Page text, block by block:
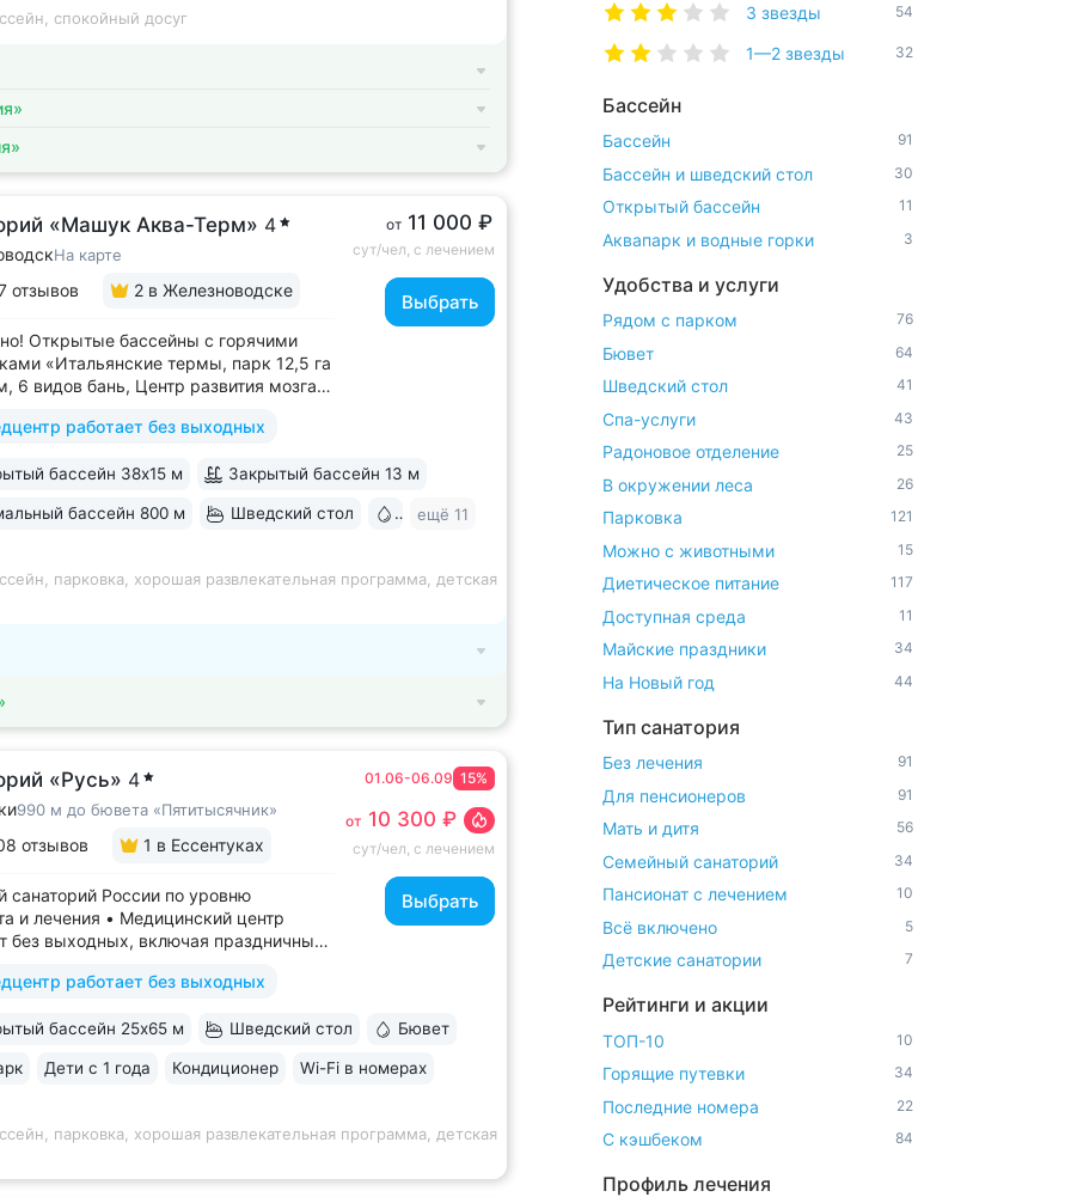
спокойный досуг
«Машук Аква-Терм» 4
На карте
отзывов 2 в Железноводске
Открытые бассейны с горячими
«Итальянские термы, парк 12,5 га
6 видов бань, Центр развития мозга,
лечения, EMS-тренировки,
• Расположен в уединенном...
работает без выходных
от 11 000 ₽
сут/чел, с лечением
Выбрать
бассейн 38х15 м Закрытый бассейн 13 м
бассейн 800 м Шведский стол Бювет
ещё 11
парковка, хорошая развлекательная программа, детская
«Русь» 4
990 м до бювета «Пятитысячник»
отзывов 1 в Ессентуках
санаторий России по уровню
и лечения • Медицинский центр
без выходных, включая праздничные
джакузи, каскадом
детская зона. Рядом
работает без выходных
01.06-06.09 15%
от 10 300 ₽
сут/чел, с лечением
Выбрать
бассейн 25х65 м Шведский стол Бювет
Дети с 1 года Кондиционер Wi-Fi в номерах
парковка, хорошая развлекательная программа, детская
3 звезды 54
1—2 звезды 32
Бассейн
Бассейн 91
Бассейн и шведский стол 30
Открытый бассейн 11
Аквапарк и водные горки 3
Удобства и услуги
Рядом с парком 76
Бювет 64
Шведский стол 41
Спа-услуги 43
Радоновое отделение 25
В окружении леса 26
Парковка 121
Можно с животными 15
Диетическое питание 117
Доступная среда 11
Майские праздники 34
На Новый год 44
Тип санатория
Без лечения 91
Для пенсионеров 91
Мать и дитя 56
Семейный санаторий 34
Пансионат с лечением 10
Всё включено 5
Детские санатории 7
Рейтинги и акции
ТОП-10 10
Горящие путевки 34
Последние номера 22
С кэшбеком 84
Профиль лечения